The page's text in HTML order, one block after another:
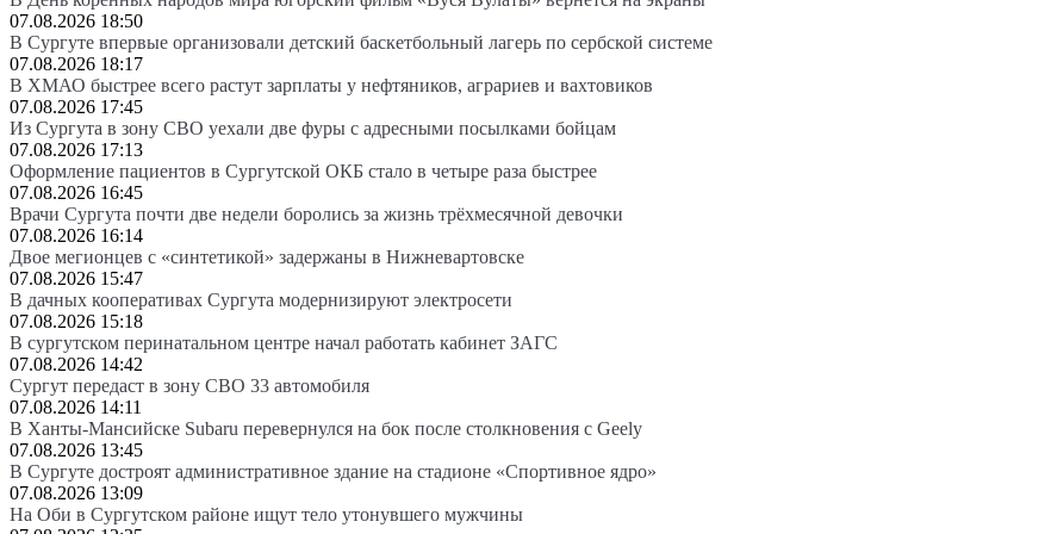
07.08.2026 18:50
В Сургуте впервые организовали детский баскетбольный лагерь по сербской системе
07.08.2026 18:17
В ХМАО быстрее всего растут зарплаты у нефтяников, аграриев и вахтовиков
07.08.2026 17:45
Из Сургута в зону СВО уехали две фуры с адресными посылками бойцам
07.08.2026 17:13
Оформление пациентов в Сургутской ОКБ стало в четыре раза быстрее
07.08.2026 16:45
Врачи Сургута почти две недели боролись за жизнь трёхмесячной девочки
07.08.2026 16:14
Двое мегионцев с «синтетикой» задержаны в Нижневартовске
07.08.2026 15:47
В дачных кооперативах Сургута модернизируют электросети
07.08.2026 15:18
В сургутском перинатальном центре начал работать кабинет ЗАГС
07.08.2026 14:42
Сургут передаст в зону СВО 33 автомобиля
07.08.2026 14:11
В Ханты-Мансийске Subaru перевернулся на бок после столкновения с Geely
07.08.2026 13:45
В Сургуте достроят административное здание на стадионе «Спортивное ядро»
07.08.2026 13:09
На Оби в Сургутском районе ищут тело утонувшего мужчины